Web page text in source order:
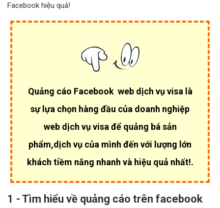
Facebook hiệu quả!
Quảng cáo Facebook web dịch vụ visa là
sự lựa chọn hàng đầu của doanh nghiệp
web dịch vụ visa để quảng bá sản
phẩm,dịch vụ của mình đến với lượng lớn
khách tiềm năng nhanh và hiệu quả nhất!.
1 - Tìm hiểu về quảng cáo trên facebook